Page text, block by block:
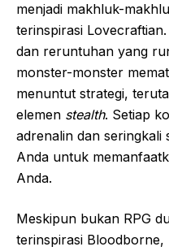
menjadi makhluk-
terinspirasi
dan reruntuhan yang
monster-monster
menuntut strategi,
elemen stealth. Setiap
adrenalin dan seringkali
Anda untuk
Anda.
Meskipun bukan RPG
terinspirasi Bloodborne,